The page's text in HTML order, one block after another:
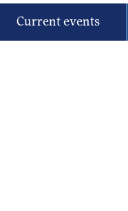
Current events